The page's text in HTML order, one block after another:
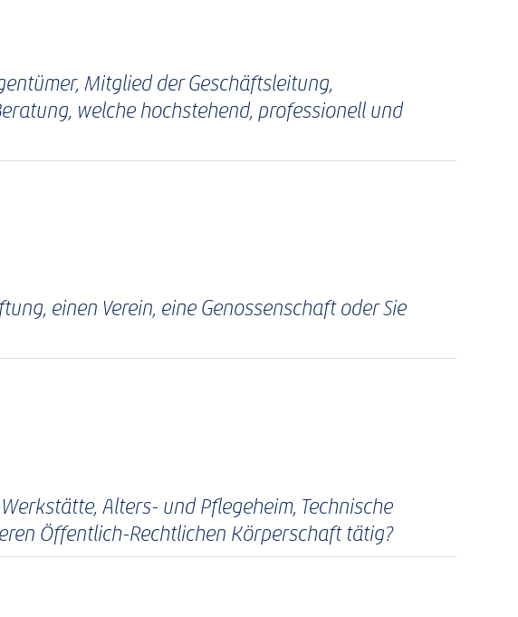
Mitglied der Geschäftsleitung,
welche hochstehend, professionell und
einen Verein, eine Genossenschaft oder Sie
Alters- und Pflegeheim, Technische
Öffentlich-Rechtlichen Körperschaft tätig?